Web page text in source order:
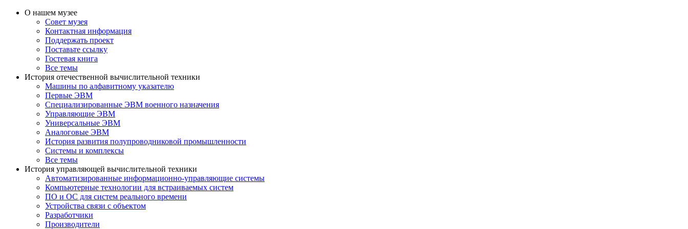
О нашем музее
Совет музея
Контактная информация
Поддержать проект
Поставьте ссылку
Гостевая книга
Все темы
История отечественной вычислительной техники
Машины по алфавитному указателю
Первые ЭВМ
Специализированные ЭВМ военного назначения
Управляющие ЭВМ
Универсальные ЭВМ
Аналоговые ЭВМ
История развития полупроводниковой промышленности
Системы и комплексы
Все темы
История управляющей вычислительной техники
Автоматизированные информационно-управляющие системы
Компьютерные технологии для встраиваемых систем
ПО и ОС для систем реального времени
Устройства связи с объектом
Разработчики
Производители